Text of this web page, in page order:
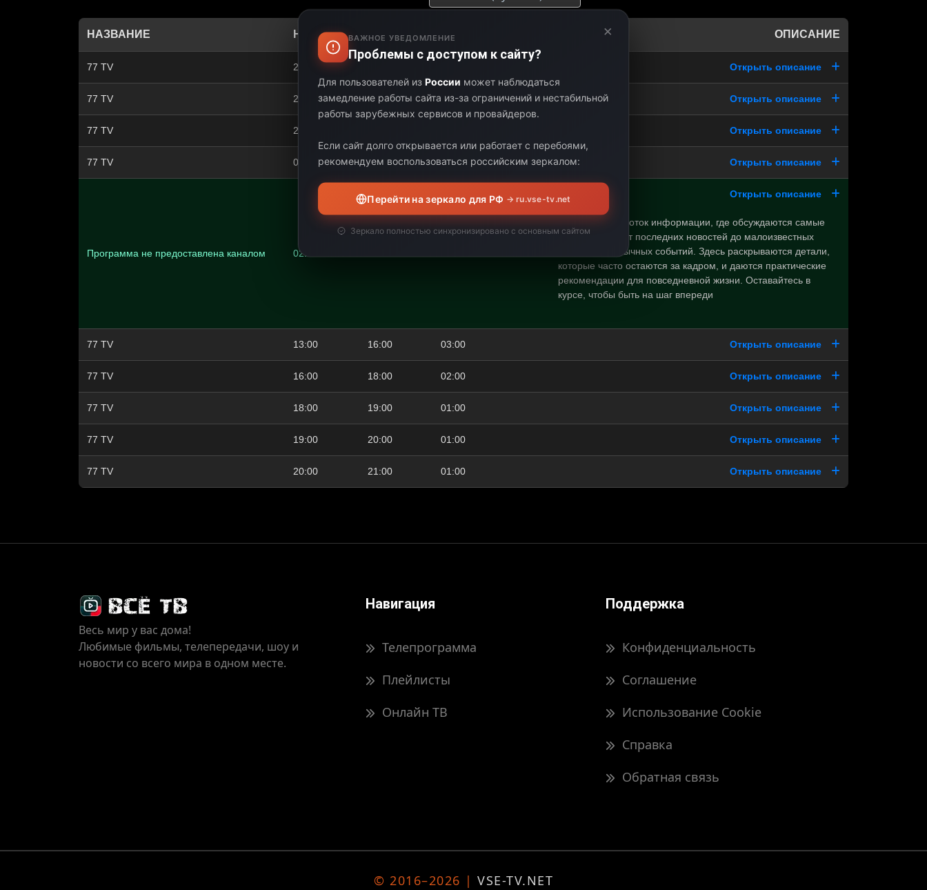
НАЗВАНИЕ НАЧАЛО КОНЕЦ ДЛИТЕЛЬНОСТЬ ОПИСАНИЕ
77 TV 21:00 Открыть описание
77 TV 22:00 23:00 01:00 Открыть описание
77 TV 23:00 Открыть описание
77 TV 00:00 02:00 02:00 Открыть описание
Программа не предоставлена каналом 02:00
Открыть описание
Погрузитесь в поток информации, где обсуждаются самые
разные темы: от последних новостей до малоизвестных
фактов и необычных событий. Здесь раскрываются детали,
которые часто остаются за кадром, и даются практические
рекомендации для повседневной жизни. Оставайтесь в
курсе, чтобы быть на шаг впереди
77 TV 13:00 16:00 03:00 Открыть описание
77 TV 16:00 18:00 02:00 Открыть описание
77 TV 18:00 19:00 01:00 Открыть описание
77 TV 19:00 20:00 01:00 Открыть описание
77 TV 20:00 21:00 01:00 Открыть описание
Весь мир у вас дома!
Любимые фильмы, телепередачи, шоу и
новости со всего мира в одном месте.
Навигация
Телепрограмма
Плейлисты
Онлайн ТВ
Поддержка
Конфиденциальность
Соглашение
Использование Cookie
Справка
Обратная связь
© 2016–2026 | VSE-TV.NET
×
ВАЖНОЕ УВЕДОМЛЕНИЕ
Проблемы с доступом к сайту?
Для пользователей из России может наблюдаться
замедление работы сайта из-за ограничений и нестабильной
работы зарубежных сервисов и провайдеров.
Если сайт долго открывается или работает с перебоями,
рекомендуем воспользоваться российским зеркалом:
Перейти на зеркало для РФ → ru.vse-tv.net
Зеркало полностью синхронизировано с основным сайтом